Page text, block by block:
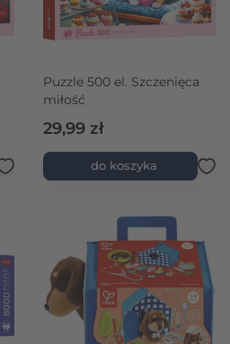
Puzzle 500 el. Szczenięca
miłość
29,99 zł
do koszyka